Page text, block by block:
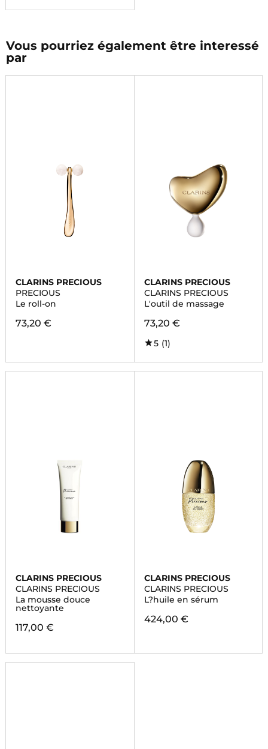
Vous pourriez également être interessé
par
CLARINS PRECIOUS
PRECIOUS
Le roll-on
73,20 €
CLARINS PRECIOUS
CLARINS PRECIOUS
L'outil de massage
73,20 €
5 (1)
CLARINS PRECIOUS
CLARINS PRECIOUS
La mousse douce
nettoyante
117,00 €
CLARINS PRECIOUS
CLARINS PRECIOUS
L?huile en sérum
424,00 €